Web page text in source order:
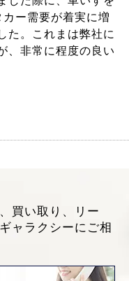
ー需要が着実に増
た。これまは弊社に
、非常に程度の良い
買い取り、リー
ャラクシーにご相